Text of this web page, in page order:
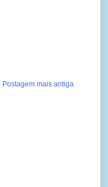
Postagem mais antiga